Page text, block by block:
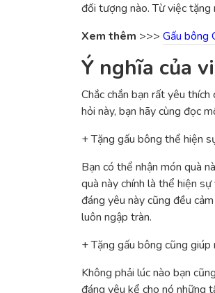
đối tượng nào. Từ việc
Xem thêm >>> Gấu bông
Ý nghĩa của
Chắc chắn bạn rất yêu thích
hỏi này, bạn hãy cùng đọc
+ Tặng gấu bông thể hiện
Bạn có thể nhận món quà
quà này chính là thể hiện
đáng yêu này cũng đều
luôn ngập tràn.
+ Tặng gấu bông cũng
Không phải lúc nào bạn
đáng yêu kể cho nó những